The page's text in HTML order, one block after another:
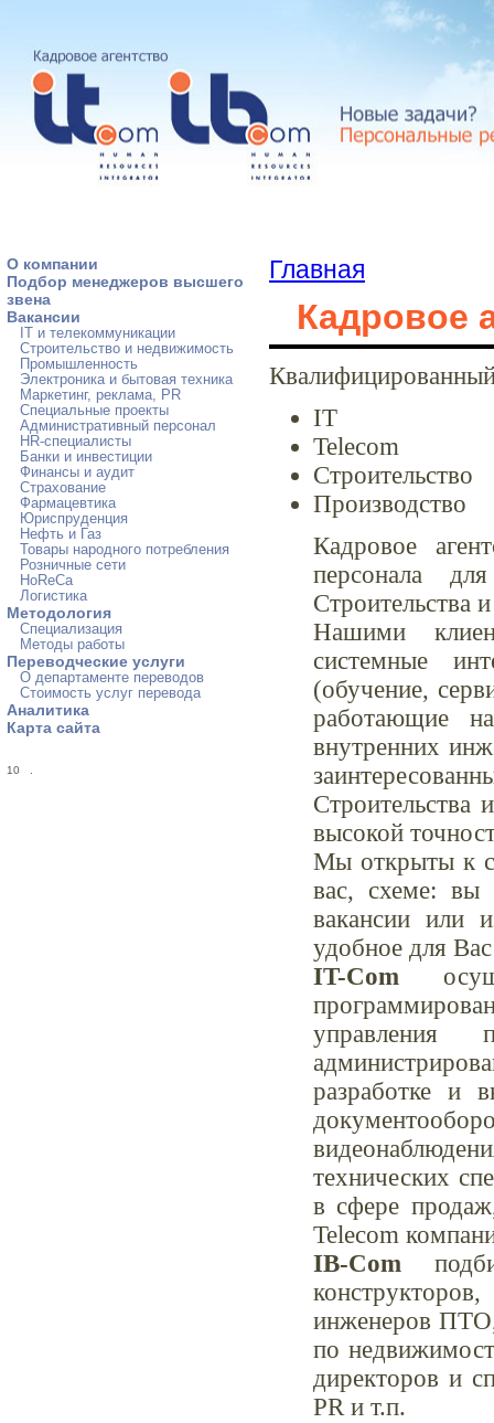
О компании
Подбор менеджеров высшего
звена
Вакансии
IT и телекоммуникации
Строительство и недвижимость
Промышленность
Электроника и бытовая техника
Маркетинг, реклама, PR
Специальные проекты
Административный персонал
HR-специалисты
Банки и инвестиции
Финансы и аудит
Страхование
Фармацевтика
Юриспруденция
Нефть и Газ
Товары народного потребления
Розничные сети
HoReCa
Логистика
Методология
Специализация
Методы работы
Переводческие услуги
О департаменте переводов
Стоимость услуг перевода
Аналитика
Карта сайта
10
Главная
Кадровое
IT
Telecom
Строительство
Производство
Кадровое
персонала
Строительства
Нашими
системные
(обучение,
работающие
внутренних
Строительства
высокой
Мы открыты к
вас, схеме: вы
вакансии или
удобное для
IT-Com
управления
разработке и
технических
в сфере
Telecom
IB-Com
инженеров ПТО,
по
директоров и
PR и т.п.